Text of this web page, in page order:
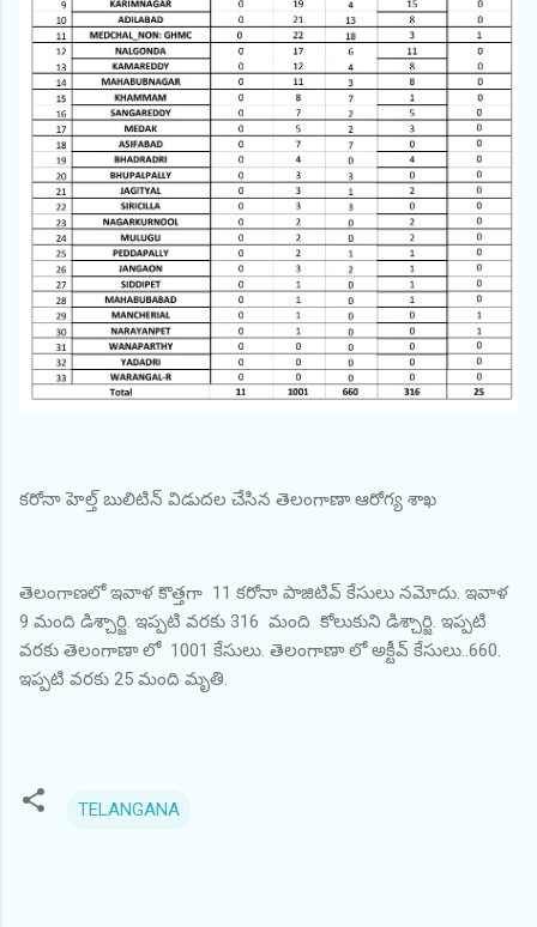
కరోనా హెల్త్ బులిటిన్ విడుదల చేసిన తెలంగాణా ఆరోగ్య శాఖ
తెలంగాణలో ఇవాళ కొత్తగా 11 కరోనా పాజిటివ్ కేసులు నమోదు. ఇవాళ
9 మంది డిశ్చార్జి. ఇప్పటి వరకు 316 మంది కోలుకుని డిశ్చార్జి. ఇప్పటి
వరకు తెలంగాణా లో 1001 కేసులు. తెలంగాణా లో అక్టీవ్ కేసులు..660.
ఇప్పటి వరకు 25 మంది మృతి.
TELANGANA